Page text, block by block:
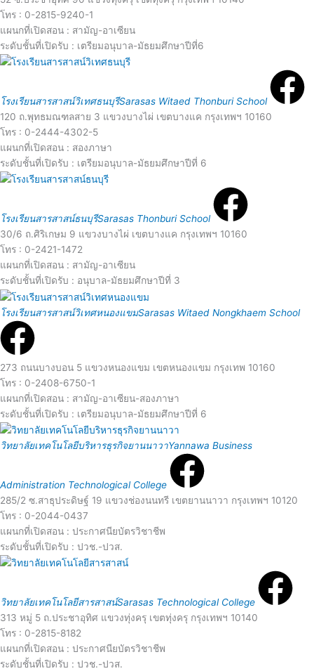
d
M
o
r
e
โทร : 0-2815-9240-1
แผนกที่เปิดสอน : สามัญ-อาเซียน
ระดับชั้นที่เปิดรับ : เตรียมอนุบาล-มัธยมศึกษาปีที่6
โรงเรียนสารสาสน์วิเทศธนบุรีSarasas Witaed Thonburi School
R
e
e
120 ถ.พุทธมณฑลสาย 3 แขวงบางไผ่ เขตบางแค กรุงเทพฯ 10160
โทร : 0-2444-4302-5
แผนกที่เปิดสอน : สองภาษา
ระดับชั้นที่เปิดรับ : เตรียมอนุบาล-มัธยมศึกษาปีที่ 6
โรงเรียนสารสาสน์ธนบุรีSarasas Thonburi School
R
e
M
o
e
30/6 ถ.ศิริเกษม 9 แขวงบางไผ่ เขตบางแค กรุงเทพฯ 10160
โทร : 0-2421-1472
แผนกที่เปิดสอน : สามัญ-อาเซียน
ระดับชั้นที่เปิดรับ : อนุบาล-มัธยมศึกษาปีที่ 3
โรงเรียนสารสาสน์วิเทศหนองแขมSarasas Witaed Nongkhaem School
R
e
a
d
M
o
r
e
273 ถนนบางบอน 5 แขวงหนองแขม เขตหนองแขม กรุงเทพ 10160
โทร : 0-2408-6750-1
แผนกที่เปิดสอน : สามัญ-อาเซียน-สองภาษา
ระดับชั้นที่เปิดรับ : เตรียมอนุบาล-มัธยมศึกษาปีที่ 6
วิทยาลัยเทคโนโลยีบริหารธุรกิจยานนาวาYannawa Business
Administration Technological College
R
e
a
o
285/2 ซ.สาธุประดิษฐ์ 19 แขวงช่องนนทรี เขตยานนาวา กรุงเทพฯ 10120
โทร : 0-2044-0437
แผนกที่เปิดสอน : ประกาศนียบัตรวิชาชีพ
ระดับชั้นที่เปิดรับ : ปวช.-ปวส.
วิทยาลัยเทคโนโลยีสารสาสน์Sarasas Technological College
R
e
313 หมู่ 5 ถ.ประชาอุทิศ แขวงทุ่งครุ เขตทุ่งครุ กรุงเทพฯ 10140
โทร : 0-2815-8182
แผนกที่เปิดสอน : ประกาศนียบัตรวิชาชีพ
ระดับชั้นที่เปิดรับ : ปวช.-ปวส.